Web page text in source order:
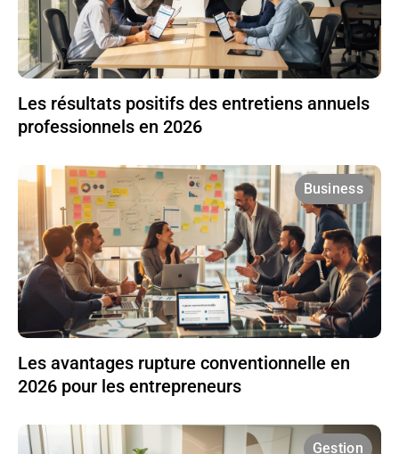
Les résultats positifs des entretiens annuels
professionnels en 2026
Business
Les avantages rupture conventionnelle en
2026 pour les entrepreneurs
Gestion